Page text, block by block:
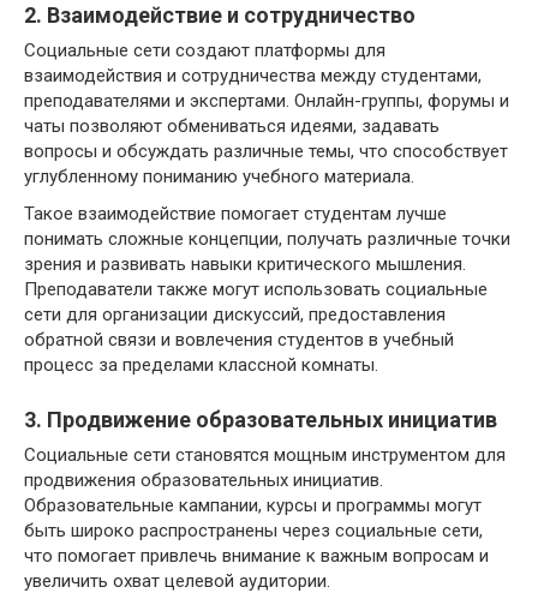
2. Взаимодействие и сотрудничество
Социальные сети создают платформы для
взаимодействия и сотрудничества между студентами,
преподавателями и экспертами. Онлайн-группы, форумы и
чаты позволяют обмениваться идеями, задавать
вопросы и обсуждать различные темы, что способствует
углубленному пониманию учебного материала.
Такое взаимодействие помогает студентам лучше
понимать сложные концепции, получать различные точки
зрения и развивать навыки критического мышления.
Преподаватели также могут использовать социальные
сети для организации дискуссий, предоставления
обратной связи и вовлечения студентов в учебный
процесс за пределами классной комнаты.
3. Продвижение образовательных инициатив
Социальные сети становятся мощным инструментом для
продвижения образовательных инициатив.
Образовательные кампании, курсы и программы могут
быть широко распространены через социальные сети,
что помогает привлечь внимание к важным вопросам и
увеличить охват целевой аудитории.